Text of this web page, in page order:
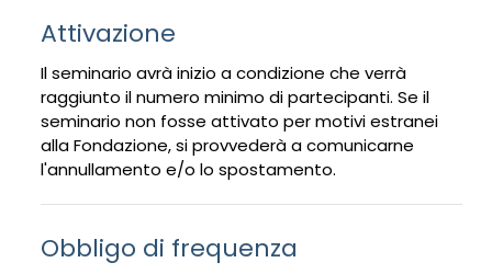
Attivazione
Il seminario avrà inizio a condizione che verrà
raggiunto il numero minimo di partecipanti. Se il
seminario non fosse attivato per motivi estranei
alla Fondazione, si provvederà a comunicarne
l'annullamento e/o lo spostamento.
Obbligo di frequenza